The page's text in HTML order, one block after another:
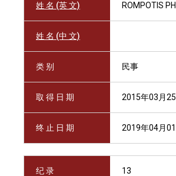
姓 名 (英 文) ROMPOTIS
姓 名 (中 文)
类 别 民事
取 得 日 期 2015年03月
终 止 日 期 2019年04月
纪 录 13